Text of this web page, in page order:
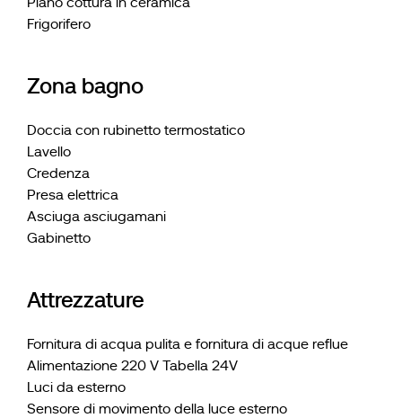
Frigorifero
Zona bagno
Doccia con rubinetto termostatico
Lavello
Credenza
Presa elettrica
Asciuga asciugamani
Gabinetto
Attrezzature
Fornitura di acqua pulita e fornitura di acque reflue
Alimentazione 220 V Tabella 24V
Luci da esterno
Sensore di movimento della luce esterno